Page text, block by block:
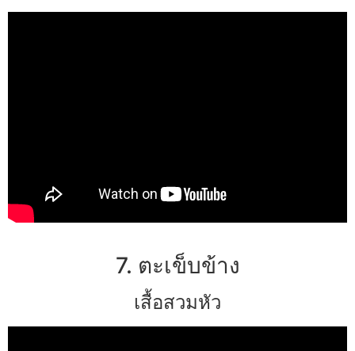
7. ตะเข็บข้าง
เสื้อสวมหัว